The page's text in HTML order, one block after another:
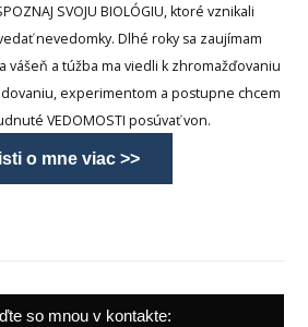
SVOJU BIOLÓGIU, ktoré vznikali
nevedomky. Dlhé roky sa zaujímam
vášeň a túžba ma viedli k zhromažďovaniu
experimentom a postupne chcem
VEDOMOSTI posúvať von.
o mne viac >>
so mnou v kontakte: